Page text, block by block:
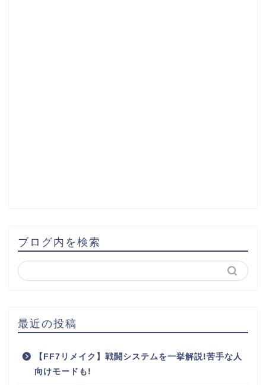
ブログ内を検索
最近の投稿
【FF7リメイク】戦闘システムを一挙解説!苦手な人
向けモードも!